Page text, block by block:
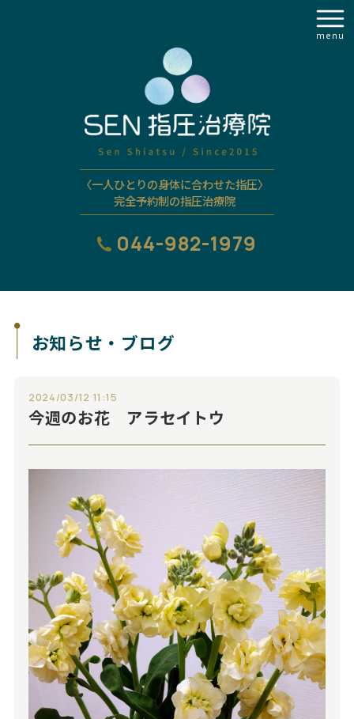
menu
〈一人ひとりの身体に合わせた指圧〉
完全予約制の指圧治療院
044-982-1979
お知らせ・ブログ
2024/03/12 11:15
今週のお花 アラセイトウ